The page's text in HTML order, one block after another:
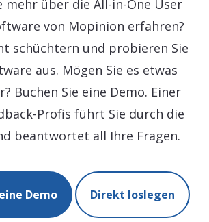
mehr über die All-in-One User
von Mopinion erfahren?
schüchtern und probieren Sie
aus. Mögen Sie es etwas
Buchen Sie eine Demo. Einer
Profis führt Sie durch die
beantwortet all Ihre Fragen.
Demo Direkt loslegen